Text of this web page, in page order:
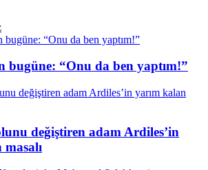
bugüne: “Onu da ben yaptım!”
değiştiren adam Ardiles’in